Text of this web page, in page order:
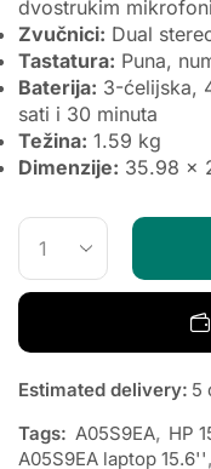
dvostrukim
Zvučnici: Dual
Tastatura: Puna,
Baterija: 3-ćelijska,
sati i 30 minuta
Težina: 1.59 kg
Dimenzije: 35.98 x
Estimated delivery: 5
Tags: A05S9EA, HP
A05S9EA laptop 15.6'',